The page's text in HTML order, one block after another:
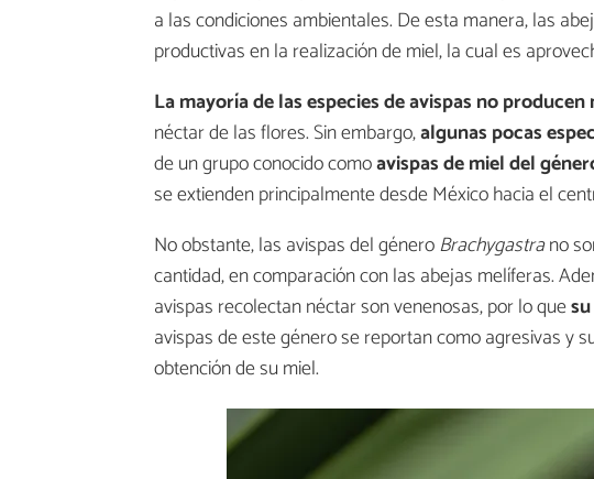
a las condiciones ambientales. De esta manera, las
productivas en la realización de miel, la cual es
La mayoría de las especies de avispas no producen
néctar de las flores. Sin embargo,algunas pocas
de un grupo conocido comoavispas de miel del
se extienden principalmente desde México hacia el
No obstante, las avispas del géneroBrachygastrano
cantidad, en comparación con las abejas melíferas.
avispas recolectan néctar son venenosas, por lo que
avispas de este género se reportan como agresivas y
obtención de su miel.